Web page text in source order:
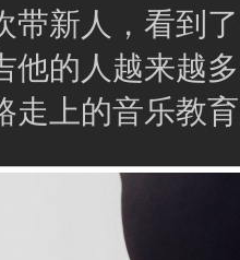
带新人，看到
他的人越来越
走上的音乐教